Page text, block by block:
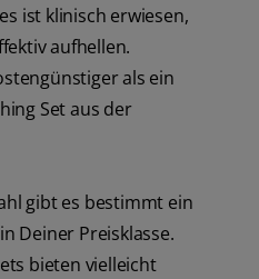
ist klinisch erwiesen,
aufhellen.
als ein
Set aus der
gibt es bestimmt ein
Deiner Preisklasse.
bieten vielleicht